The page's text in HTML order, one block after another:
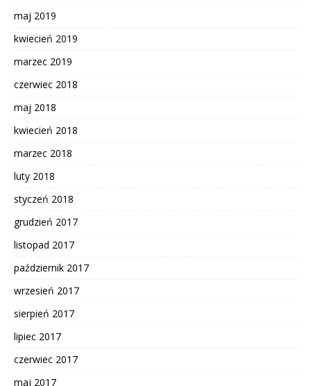
maj 2019
kwiecień 2019
marzec 2019
czerwiec 2018
maj 2018
kwiecień 2018
marzec 2018
luty 2018
styczeń 2018
grudzień 2017
listopad 2017
październik 2017
wrzesień 2017
sierpień 2017
lipiec 2017
czerwiec 2017
maj 2017